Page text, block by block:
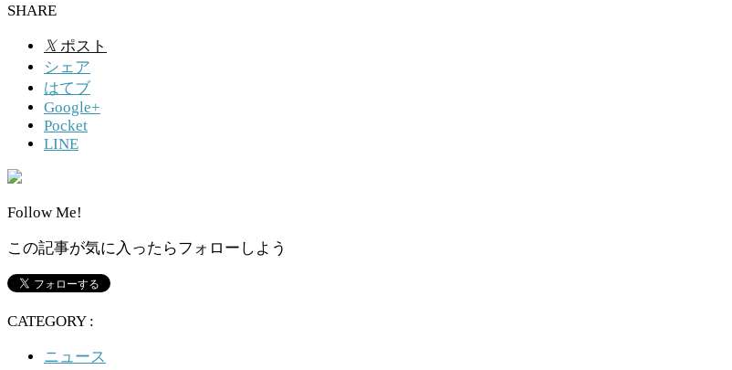
SHARE
𝕏 ポスト
シェア
はてブ
Google+
Pocket
LINE
Follow Me!
この記事が気に入ったらフォローしよう
CATEGORY :
ニュース